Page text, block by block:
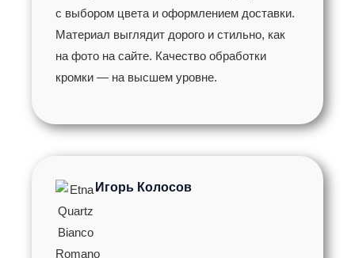
с выбором цвета и оформлением доставки.
Материал выглядит дорого и стильно, как
на фото на сайте. Качество обработки
кромки — на высшем уровне.
Игорь Колосов